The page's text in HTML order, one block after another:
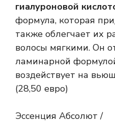
гиалуроновой
формула, которая
также облегчает их
волосы мягкими. Он
ламинарной
воздействует на
(28,50 евро)
Эссенция Абсолют /